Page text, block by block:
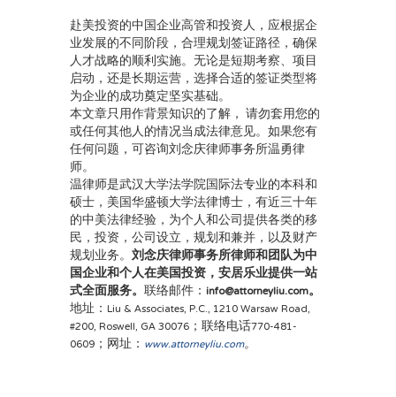
赴美投资的中国企业高管和投资人，应根据企
业发展的不同阶段，合理规划签证路径，确保
人才战略的顺利实施。无论是短期考察、项目
启动，还是长期运营，选择合适的签证类型将
为企业的成功奠定坚实基础。
本文章只用作背景知识的了解， 请勿套用您的
或任何其他人的情况当成法律意见。如果您有
任何问题，可咨询刘念庆律师事务所温勇律
师。
温律师是武汉大学法学院国际法专业的本科和
硕士，美国华盛顿大学法律博士，有近三十年
的中美法律经验，为个人和公司提供各类的移
民，投资，公司设立，规划和兼并，以及财产
规划业务。 刘念庆律师事务所律师和团队为中
国企业和个人在美国投资，安居乐业提供一站
式全面服务。 联络邮件： info@attorneyliu.com。
地址：Liu & Associates, P.C., 1210 Warsaw Road,
#200, Roswell, GA 30076；联络电话770-481-
0609；网址： www.attorneyliu.com。